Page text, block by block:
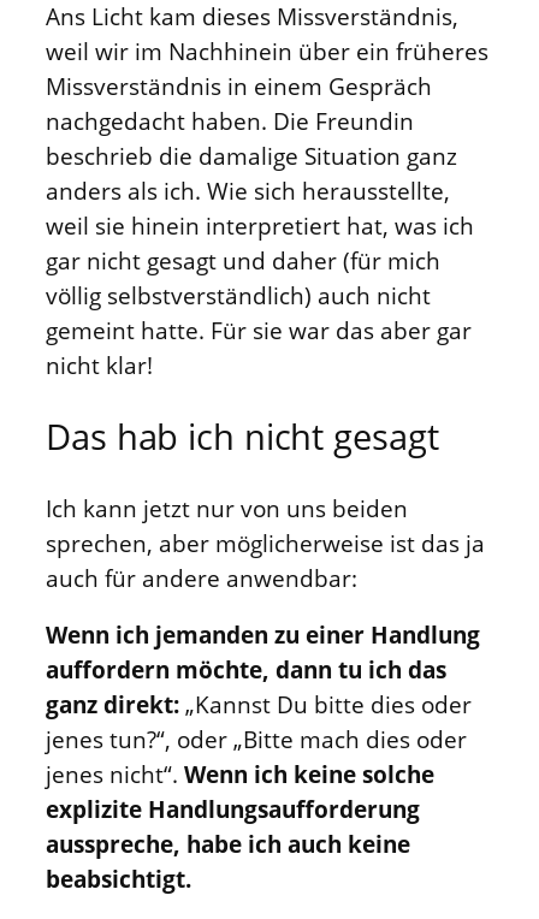
Ans Licht kam dieses Missverständnis,
weil wir im Nachhinein über ein früheres
Missverständnis in einem Gespräch
nachgedacht haben. Die Freundin
beschrieb die damalige Situation ganz
anders als ich. Wie sich herausstellte,
weil sie hinein interpretiert hat, was ich
gar nicht gesagt und daher (für mich
völlig selbstverständlich) auch nicht
gemeint hatte. Für sie war das aber gar
nicht klar!
Das hab ich nicht gesagt
Ich kann jetzt nur von uns beiden
sprechen, aber möglicherweise ist das ja
auch für andere anwendbar:
Wenn ich jemanden zu einer Handlung
auffordern möchte, dann tu ich das
ganz direkt: „Kannst Du bitte dies oder
jenes tun?“, oder „Bitte mach dies oder
jenes nicht“. Wenn ich keine solche
explizite Handlungsaufforderung
ausspreche, habe ich auch keine
beabsichtigt.